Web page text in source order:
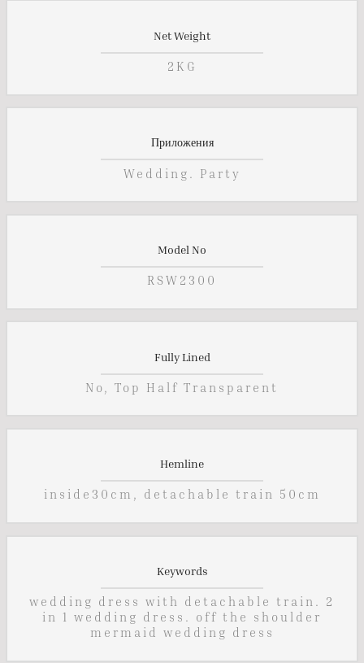
Net Weight
2KG
Приложения
Wedding. Party
Model No
RSW2300
Fully Lined
No, Top Half Transparent
Hemline
inside30cm, detachable train 50cm
Keywords
wedding dress with detachable train. 2
in 1 wedding dress. off the shoulder
mermaid wedding dress